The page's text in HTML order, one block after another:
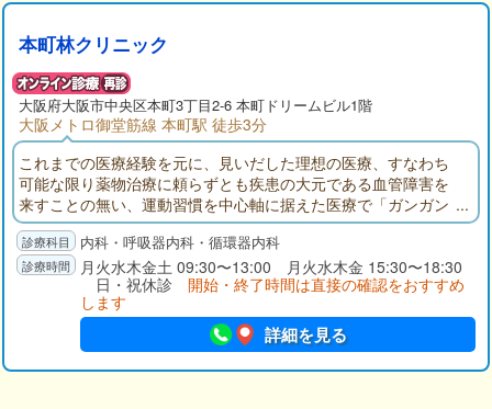
本町林クリニック
大阪府大阪市中央区本町3丁目2-6 本町ドリームビル1階
大阪メトロ御堂筋線 本町駅 徒歩3分
これまでの医療経験を元に、見いだした理想の医療、すなわち
可能な限り薬物治療に頼らずとも疾患の大元である血管障害を
来すことの無い、運動習慣を中心軸に据えた医療で「ガンガン
働いてバリバリ稼げる肉体を追求する」理想の医療を目指して
参ります。内科・呼吸器内科・循環器内科
月火水木金土 09:30〜13:00 月火水木金 15:30〜18:30
日・祝休診 開始・終了時間は直接の確認をおすすめ
します
詳細を見る